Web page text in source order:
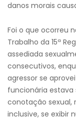
danos morais
Foi o que ocorreu
Trabalho da 15ª
assediada
consecutivos,
agressor se
funcionária estava
conotação sexual,
inclusive, se exibir